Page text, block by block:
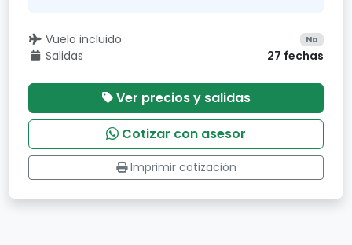
Vuelo incluido No
Salidas 27 fechas
Ver precios y salidas
Cotizar con asesor
Imprimir cotización